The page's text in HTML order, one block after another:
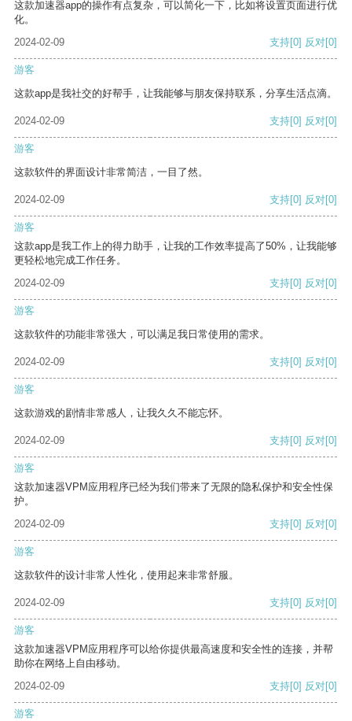
这款加速器app的操作有点复杂，可以简化一下，比如将设置页面进行优
化。
2024-02-09
支持[0] 反对[0]
游客
这款app是我社交的好帮手，让我能够与朋友保持联系，分享生活点滴。
2024-02-09 支持[0] 反对[0]
游客
这款软件的界面设计非常简洁，一目了然。
2024-02-09 支持[0] 反对[0]
游客
这款app是我工作上的得力助手，让我的工作效率提高了50%，让我能够
更轻松地完成工作任务。
2024-02-09
支持[0] 反对[0]
游客
这款软件的功能非常强大，可以满足我日常使用的需求。
2024-02-09 支持[0] 反对[0]
游客
这款游戏的剧情非常感人，让我久久不能忘怀。
2024-02-09 支持[0] 反对[0]
游客
这款加速器VPM应用程序已经为我们带来了无限的隐私保护和安全性保
护。
2024-02-09
支持[0] 反对[0]
游客
这款软件的设计非常人性化，使用起来非常舒服。
2024-02-09 支持[0] 反对[0]
游客
这款加速器VPM应用程序可以给你提供最高速度和安全性的连接，并帮
助你在网络上自由移动。
2024-02-09
支持[0] 反对[0]
游客